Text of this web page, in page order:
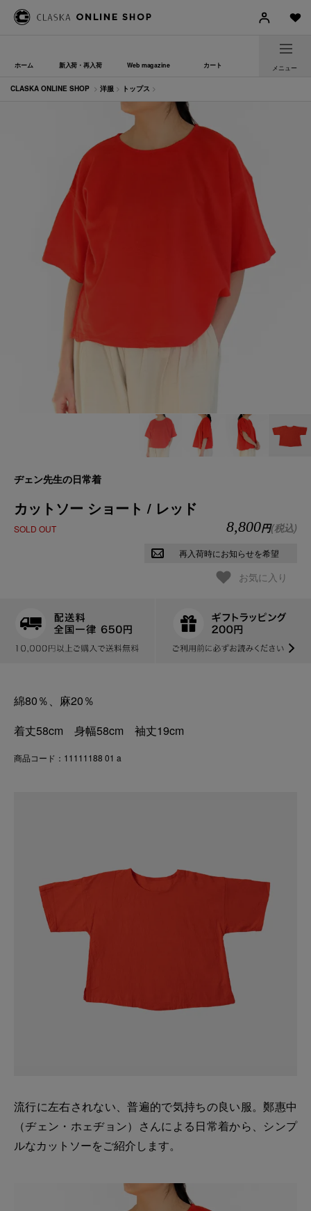
ホーム 新入荷・再入荷 Web magazine カート メニュー
CLASKA ONLINE SHOP > 洋服 > トップス >
ヂェン先生の日常着
カットソー ショート / レッド
SOLD OUT 8,800円(税込)
再入荷時にお知らせを希望
お気に入り
綿80％、麻20％
着丈58cm 身幅58cm 袖丈19cm
商品コード：11111188 01 a
流行に左右されない、普遍的で気持ちの良い服。鄭惠中
（ヂェン・ホェヂョン）さんによる日常着から、シンプ
ルなカットソーをご紹介します。